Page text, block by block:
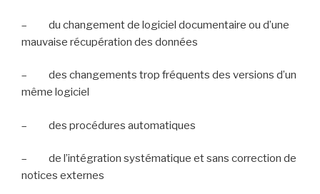
–
du changement de logiciel documentaire ou d’une
mauvaise récupération des données
–
des changements trop fréquents des versions d’un
même logiciel
– des procédures automatiques
–
de l’intégration systématique et sans correction de
notices externes